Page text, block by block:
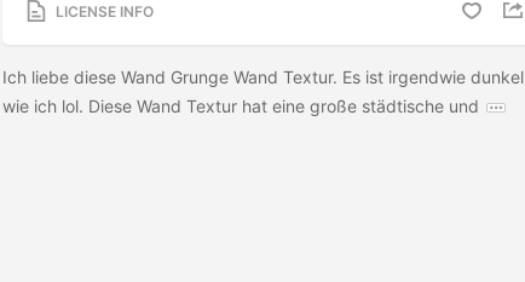
LICENSE INFO
Ich liebe diese Wand Grunge Wand Textur. Es ist irgendwie dunkel
wie ich lol. Diese Wand Textur hat eine große städtische und